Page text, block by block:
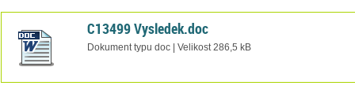
C13499 Vysledek.doc
Dokument typu doc | Velikost 286,5 kB